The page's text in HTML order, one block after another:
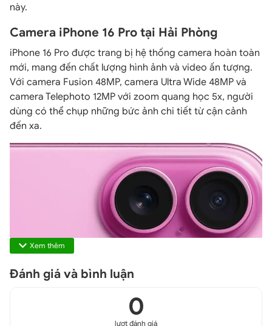
này.
Camera iPhone 16 Pro tại Hải Phòng
iPhone 16 Pro được trang bị hệ thống camera hoàn toàn
mới, mang đến chất lượng hình ảnh và video ấn tượng.
Với camera Fusion 48MP, camera Ultra Wide 48MP và
camera Telephoto 12MP với zoom quang học 5x, người
dùng có thể chụp những bức ảnh chi tiết từ cận cảnh
đến xa.
iPhone 16 Pro 512GB
Xem thêm
Đánh giá và bình luận
0
lượt đánh giá